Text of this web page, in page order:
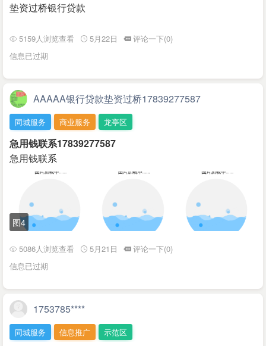
垫资过桥银行贷款
5159人浏览查看 5月22日
评论一下(0)
信息已过期
AAAAA银行贷款垫资过桥17839277587
同城服务 商业服务 龙亭区
急用钱联系17839277587
急用钱联系
图4
5086人浏览查看 5月21日
评论一下(0)
信息已过期
1753785****
同城服务 信息推广 示范区